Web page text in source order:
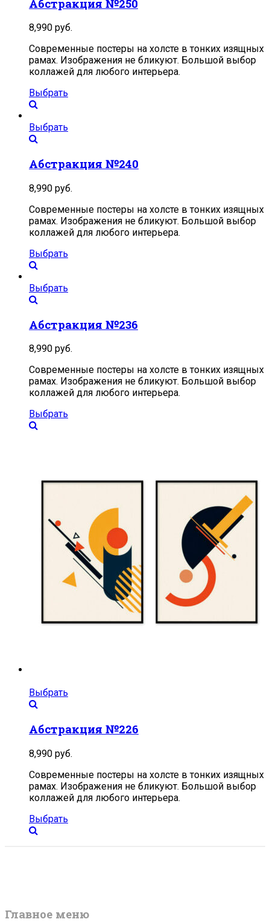
Абстракция №250
8,990 руб.
Современные постеры на холсте в тонких изящных
рамах. Изображения не бликуют. Большой выбор
коллажей для любого интерьера.
Выбрать
Выбрать
Абстракция №240
8,990 руб.
Современные постеры на холсте в тонких изящных
рамах. Изображения не бликуют. Большой выбор
коллажей для любого интерьера.
Выбрать
Выбрать
Абстракция №236
8,990 руб.
Современные постеры на холсте в тонких изящных
рамах. Изображения не бликуют. Большой выбор
коллажей для любого интерьера.
Выбрать
Выбрать
Абстракция №226
8,990 руб.
Современные постеры на холсте в тонких изящных
рамах. Изображения не бликуют. Большой выбор
коллажей для любого интерьера.
Выбрать
Главное меню